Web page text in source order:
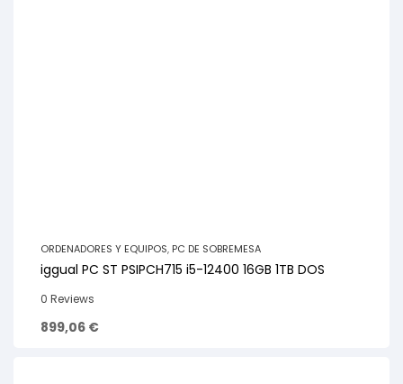
ORDENADORES Y EQUIPOS, PC DE SOBREMESA
iggual PC ST PSIPCH715 i5-12400 16GB 1TB DOS
0 Reviews
899,06 €